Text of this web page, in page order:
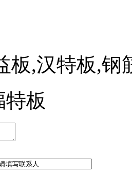
板,汉特板,钢
板